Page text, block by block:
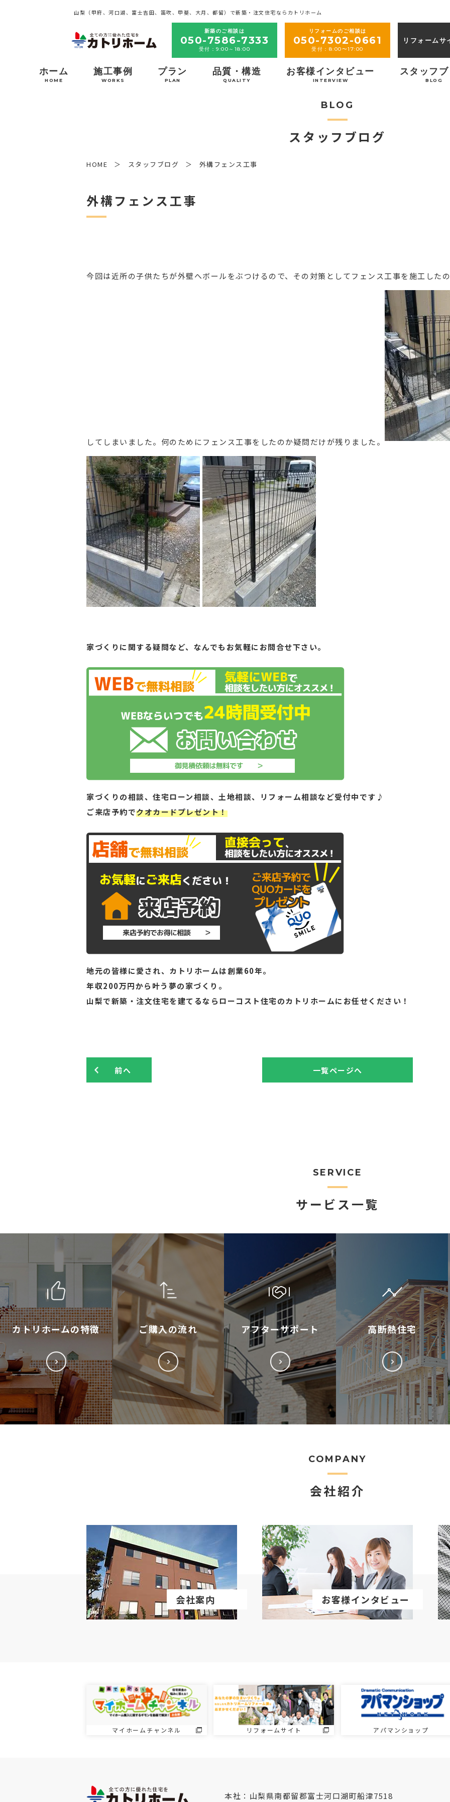
山梨（甲府、河口湖、富士吉田、笛吹、甲斐、大月、都留）で新築・注文住宅ならカトリホーム
新築のご相談は
050-7586-7333
受付：9:00～18:00
リフォームのご相談は
050-7302-0661
受付：8:00〜17:00
リフォームサ
ホーム
HOME
施工事例
WORKS
プラン
PLAN
品質・構造
QUALITY
お客様インタビュー
INTERVIEW
スタッフ
BLOG
BLOG
スタッフブログ
HOME スタッフブログ 外構フェンス工事
外構フェンス工事
今回は近所の子供たちが外壁へボールをぶつけるので、その対策としてフェンス工事を施工した
してしまいました。何のためにフェンス工事をしたのか疑問だけが残りました。
家づくりに関する疑問など、 なんでもお気軽にお問合せ下さい。
家づくりの相談、住宅ローン相談、土地相談、リフォーム相談など受付中です♪
ご来店予約でクオカードプレゼント！
地元の皆様に愛され、カトリホームは創業60年。
年収200万円から叶う夢の家づくり。
山梨で新築・注文住宅を建てるならローコスト住宅のカトリホームにお任せください！
前へ 一覧ページへ
SERVICE
サービス一覧
カトリホームの特徴 ご購入の流れ アフターサポート 高断熱住宅
COMPANY
会社紹介
会社案内 お客様インタビュー
マイホームチャンネル リフォームサイト アパマンショップ
本社：山梨県南都留郡富士河口湖町船津7518